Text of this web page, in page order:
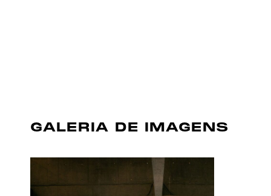
GALERIA DE IMAGENS